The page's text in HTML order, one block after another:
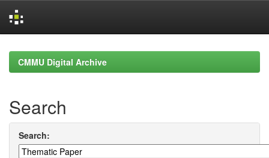
navigationCMMU Digital Archive
Search
Search: